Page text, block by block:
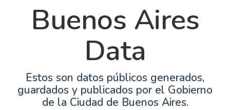
Buenos Aires
Data
Estos son datos públicos generados,
guardados y publicados por el Gobierno
de la Ciudad de Buenos Aires.